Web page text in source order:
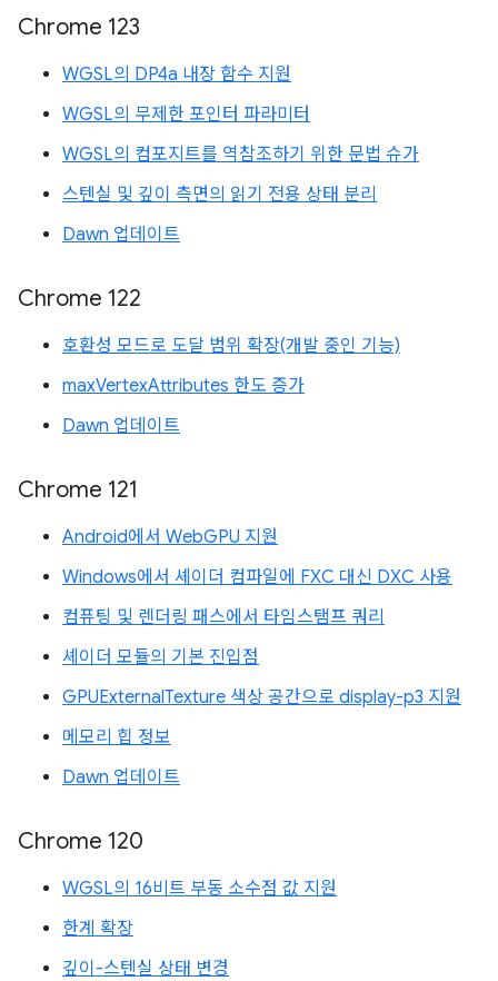
Chrome 123
WGSL의 DP4a 내장 함수 지원
WGSL의 무제한 포인터 파라미터
WGSL의 컴포지트를 역참조하기 위한 문법 슈가
스텐실 및 깊이 측면의 읽기 전용 상태 분리
Dawn 업데이트
Chrome 122
호환성 모드로 도달 범위 확장(개발 중인 기능)
maxVertexAttributes 한도 증가
Dawn 업데이트
Chrome 121
Android에서 WebGPU 지원
Windows에서 셰이더 컴파일에 FXC 대신 DXC 사용
컴퓨팅 및 렌더링 패스에서 타임스탬프 쿼리
셰이더 모듈의 기본 진입점
GPUExternalTexture 색상 공간으로 display-p3 지원
메모리 힙 정보
Dawn 업데이트
Chrome 120
WGSL의 16비트 부동 소수점 값 지원
한계 확장
깊이-스텐실 상태 변경